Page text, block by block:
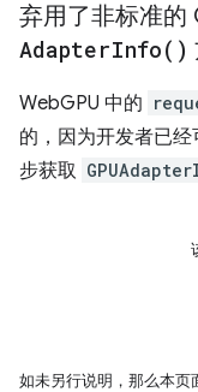
弃用了非标准的
AdapterInfo( )
WebGPU 中的
的，因为开发者已经
步获取
如未另行说明，那么本页